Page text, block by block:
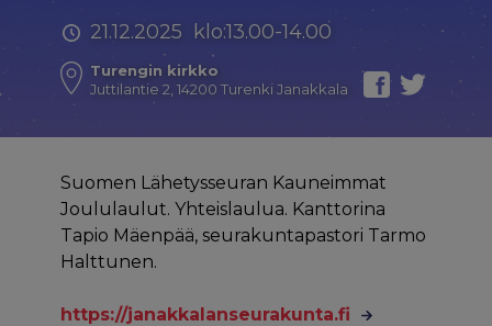
21.12.2025 klo:13.00-14.00
Turengin kirkko
Juttilantie 2, 14200 Turenki Janakkala
Suomen Lähetysseuran Kauneimmat
Joululaulut. Yhteislaulua. Kanttorina
Tapio Mäenpää, seurakuntapastori Tarmo
Halttunen.
https://janakkalanseurakunta.fi